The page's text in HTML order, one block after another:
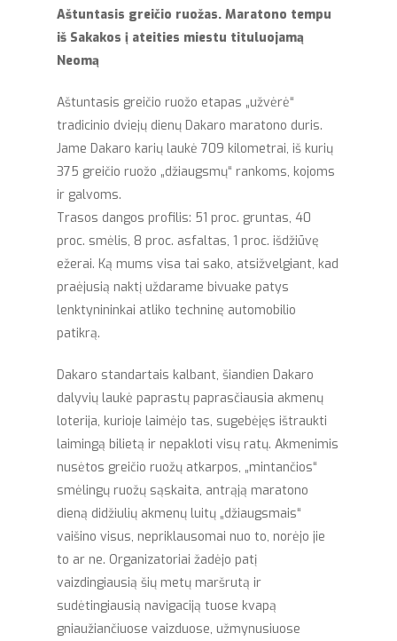
Aštuntasis greičio ruožas. Maratono tempu
iš Sakakos į ateities miestu tituluojamą
Neomą
Aštuntasis greičio ruožo etapas „užvėrė“
tradicinio dviejų dienų Dakaro maratono duris.
Jame Dakaro karių laukė 709 kilometrai, iš kurių
375 greičio ruožo „džiaugsmų“ rankoms, kojoms
ir galvoms.
Trasos dangos profilis: 51 proc. gruntas, 40
proc. smėlis, 8 proc. asfaltas, 1 proc. išdžiūvę
ežerai. Ką mums visa tai sako, atsižvelgiant, kad
praėjusią naktį uždarame bivuake patys
lenktynininkai atliko techninę automobilio
patikrą.
Dakaro standartais kalbant, šiandien Dakaro
dalyvių laukė paprastų paprasčiausia akmenų
loterija, kurioje laimėjo tas, sugebėjęs ištraukti
laimingą bilietą ir nepakloti visų ratų. Akmenimis
nusėtos greičio ruožų atkarpos, „mintančios“
smėlingų ruožų sąskaita, antrąją maratono
dieną didžiulių akmenų luitų „džiaugsmais“
vaišino visus, nepriklausomai nuo to, norėjo jie
to ar ne. Organizatoriai žadėjo patį
vaizdingiausią šių metų maršrutą ir
sudėtingiausią navigaciją tuose kvapą
gniaužiančiuose vaizduose, užmynusiuose